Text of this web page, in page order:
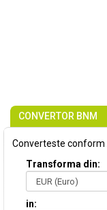
CONVERTOR BNM
Converteste conform
Transforma din:
in: